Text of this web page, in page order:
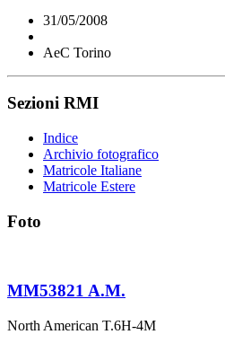
31/05/2008
AeC Torino
Sezioni RMI
Indice
Archivio fotografico
Matricole Italiane
Matricole Estere
Foto
MM53821 A.M.
North American T.6H-4M